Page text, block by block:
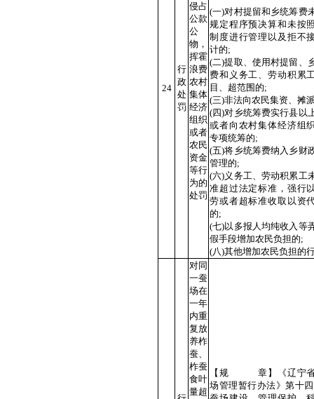
24
行
政
处
罚
侵占
公款
公
物，
挥霍
浪费
农村
集体
经济
组织
或者
农民
资金
等行
为的
处罚
(一)对村提留和乡统筹费
规定程序预决算和未按
制度进行管理以及拒不
计的;
(二)提取、使用村提留、
费和义务工、劳动积累
目、超范围的;
(三)非法向农民集资、摊
(四)对乡统筹费实行县以
或者向农村集体经济组
专项统筹的;
(五)将乡统筹费纳入乡财
管理的;
(六)义务工、劳动积累工
准超过法定标准，强行
劳或者超标准收取以资
的;
(七)以多报人均纯收入等
假手段增加农民负担的;
(八)其他增加农民负担的
对同
一蚕
场在
一年
内重
复放
养柞
蚕、
柞蚕
食叶
量超
【规 章】《辽宁省
场管理暂行办法》第十